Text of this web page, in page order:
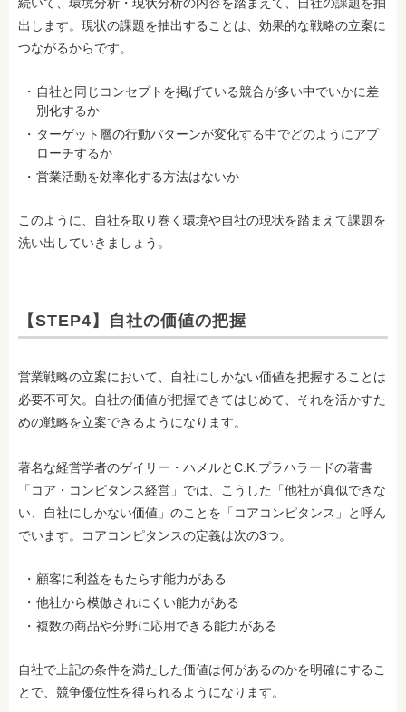
出します。現状の課題を抽出することは、効果的な戦略の立案に
つながるからです。
自社と同じコンセプトを掲げている競合が多い中でいかに差
別化するか
ターゲット層の行動パターンが変化する中でどのようにアプ
ローチするか
営業活動を効率化する方法はないか
このように、自社を取り巻く環境や自社の現状を踏まえて課題を
洗い出していきましょう。
【STEP4】自社の価値の把握
営業戦略の立案において、自社にしかない価値を把握することは
必要不可欠。自社の価値が把握できてはじめて、それを活かすた
めの戦略を立案できるようになります。
著名な経営学者のゲイリー・ハメルとC.K.プラハラードの著書
「コア・コンピタンス経営」では、こうした「他社が真似できな
い、自社にしかない価値」のことを「コアコンピタンス」と呼ん
でいます。コアコンピタンスの定義は次の3つ。
顧客に利益をもたらす能力がある
他社から模倣されにくい能力がある
複数の商品や分野に応用できる能力がある
自社で上記の条件を満たした価値は何があるのかを明確にするこ
とで、競争優位性を得られるようになります。